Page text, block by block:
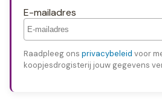
E-mailadres
Raadpleeg ons privacybeleid voor
koopjesdrogisterij jouw gegevens